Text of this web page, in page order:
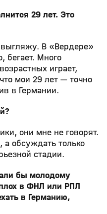
29 лет. Это
В «Вердере»
бегает. Много
играет,
мои 29 лет — точно
в Германии.
они мне не говорят.
обсуждать только
стадии.
бы молодому
в ФНЛ или РПЛ
в Германию,